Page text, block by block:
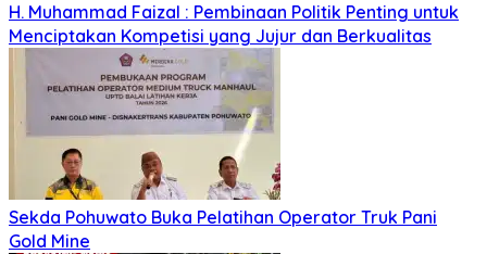
H. Muhammad Faizal : Pembinaan Politik Penting untuk
Menciptakan Kompetisi yang Jujur dan Berkualitas
Sekda Pohuwato Buka Pelatihan Operator Truk Pani
Gold Mine